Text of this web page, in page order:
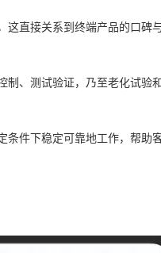
直接关系到终端产品的口碑与
制、测试验证，乃至老化试验
件下稳定可靠地工作，帮助